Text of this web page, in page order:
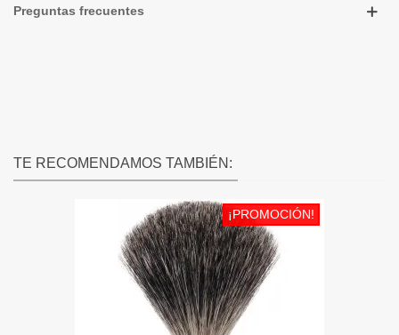
Preguntas frecuentes
TE RECOMENDAMOS TAMBIÉN:
¡PROMOCIÓN!